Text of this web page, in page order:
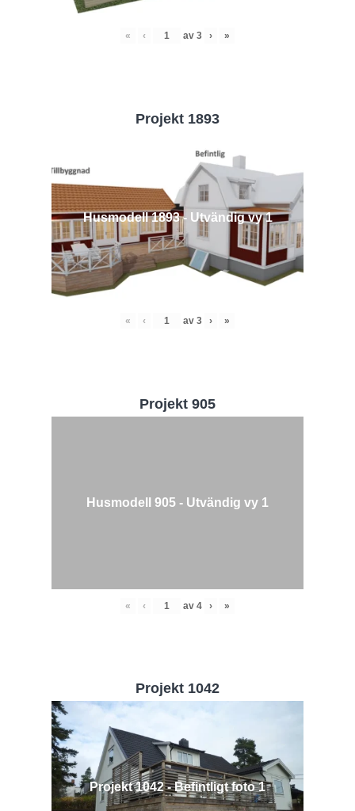
« ‹ av 3 › »
Projekt 1893
Husmodell 1893 - Utvändig vy 1
« ‹ av 3 › »
Projekt 905
Husmodell 905 - Utvändig vy 1
« ‹ av 4 › »
Projekt 1042
Projekt 1042 - Befintligt foto 1